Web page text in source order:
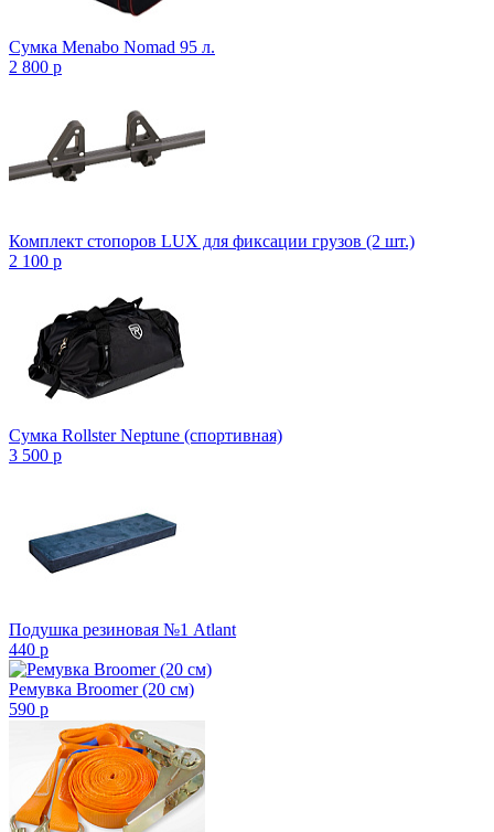
Сумка Menabo Nomad 95 л.
2 800 p
Комплект стопоров LUX для фиксации грузов (2 шт.)
2 100 p
Сумка Rollster Neptune (спортивная)
3 500 p
Подушка резиновая №1 Atlant
440 p
Ремувка Broomer (20 см)
590 p